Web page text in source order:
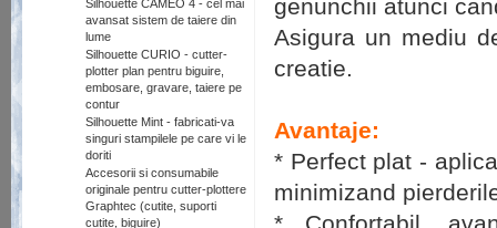
Silhouette CAMEO 4 - cel mai
avansat sistem de taiere din
lume
Silhouette CURIO - cutter-
plotter plan pentru biguire,
embosare, gravare, taiere pe
contur
Silhouette Mint - fabricati-va
singuri stampilele pe care vi le
doriti
Accesorii si consumabile
originale pentru cutter-plottere
Graphtec (cutite, suporti
cutite, biguire)
genunchii atunci
Asigura un mediu
creatie.
Avantaje:
* Perfect plat -
minimizand
* Confortabil,